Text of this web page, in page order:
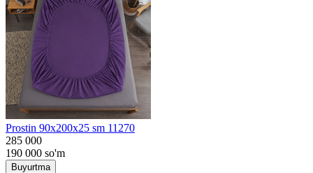
Prostin 90x200x25 sm 11270
285 000
190 000 so'm
Buyurtma